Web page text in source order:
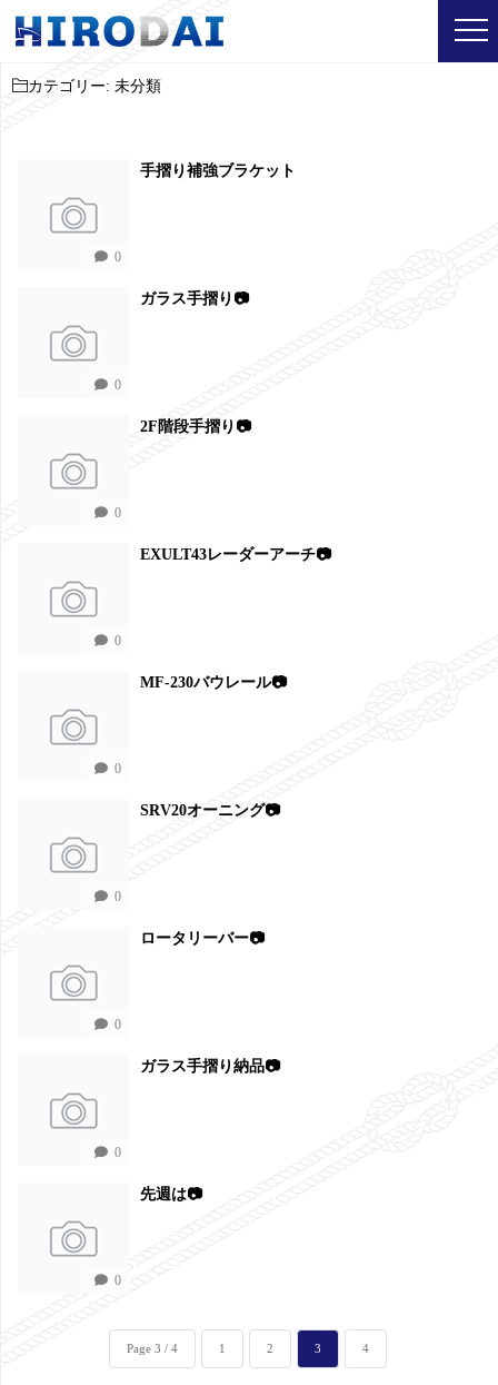
カテゴリー: 未分類
0
手摺り補強ブラケット
0
ガラス手摺り📷
0
2F階段手摺り📷
0
EXULT43レーダーアーチ📷
0
MF-230バウレール📷
0
SRV20オーニング📷
0
ロータリーバー📷
0
ガラス手摺り納品📷
0
先週は📷
Page 3 / 4 1 2 3 4